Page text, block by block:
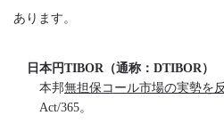
あります。
日本円TIBOR（通称：DTIBOR）
本邦無担保コール市場の実勢を
Act/365。